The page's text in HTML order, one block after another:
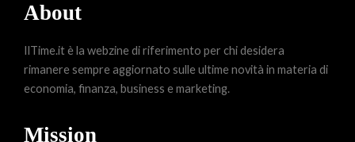
About
IlTime.it è la webzine di riferimento per chi desidera
rimanere sempre aggiornato sulle ultime novità in materia di
economia, finanza, business e marketing.
Mission